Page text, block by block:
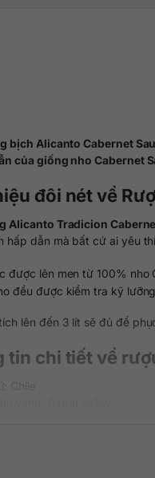
bịch Alicanto Cabernet
của giống nho Cabernet
đôi nét về
Alicanto Tradicion
hấp dẫn mà bất cứ ai yêu
được lên men từ 100%
đều được kiểm tra kỹ
lên đến 3 lít sẽ đủ để
tin chi tiết về